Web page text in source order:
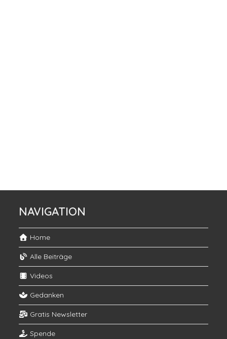
NAVIGATION
Home
Alle Beiträge
Videos
Gedanken
Gratis Newsletter
Spende